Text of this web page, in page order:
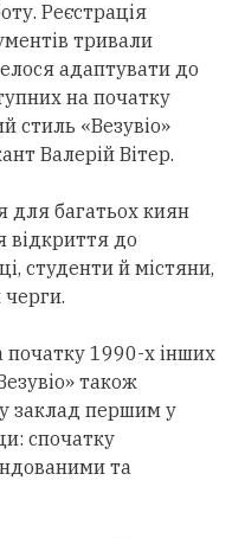
Реєстрація
тривали
адаптувати до
на початку
стиль «Везувіо»
Валерій Вітер.
для багатьох киян
відкриття до
студенти й містяни,
початку 1990-х інших
також
заклад першим у
спочатку
та